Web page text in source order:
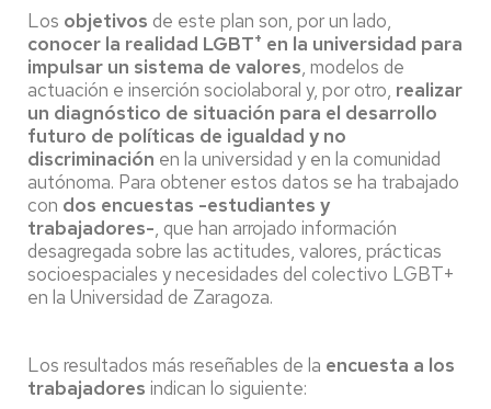
Los objetivos de este plan son, por un lado,
conocer la realidad LGBT+ en la universidad para
impulsar un sistema de valores, modelos de
actuación e inserción sociolaboral y, por otro, realizar
un diagnóstico de situación para el desarrollo
futuro de políticas de igualdad y no
discriminación en la universidad y en la comunidad
autónoma. Para obtener estos datos se ha trabajado
con dos encuestas -estudiantes y
trabajadores-, que han arrojado información
desagregada sobre las actitudes, valores, prácticas
socioespaciales y necesidades del colectivo LGBT+
en la Universidad de Zaragoza.
Los resultados más reseñables de la encuesta a los
trabajadores indican lo siguiente: